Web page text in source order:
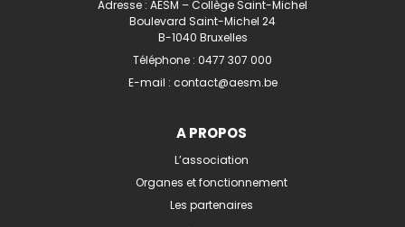
Adresse : AESM – Collège Saint-Michel
Boulevard Saint-Michel 24
B-1040 Bruxelles
Téléphone : 0477 307 000
E-mail : contact@aesm.be
A PROPOS
L’association
Organes et fonctionnement
Les partenaires